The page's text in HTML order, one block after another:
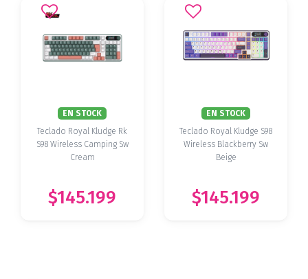
EN STOCK
Teclado Royal Kludge Rk
S98 Wireless Camping Sw
Cream
$145.199
EN STOCK
Teclado Royal Kludge S98
Wireless Blackberry Sw
Beige
$145.199